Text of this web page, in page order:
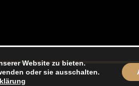
Website zu bieten.
oder sie ausschalten.